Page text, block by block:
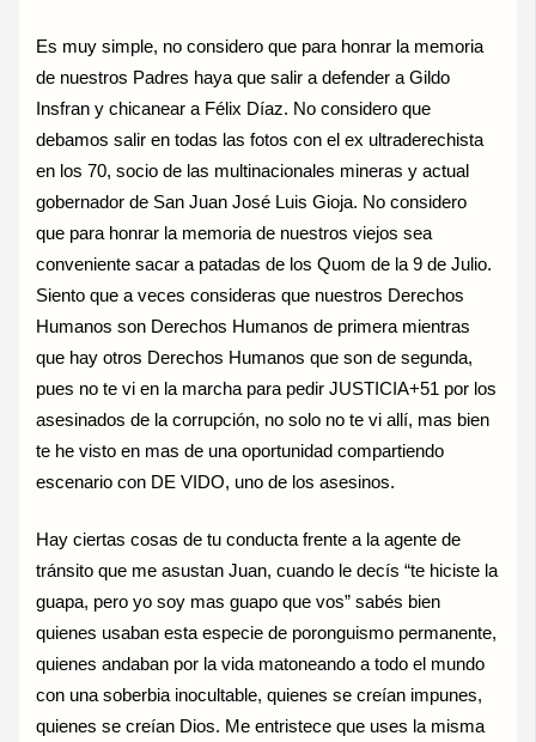
Es muy simple, no considero que para honrar la memoria
de nuestros Padres haya que salir a defender a Gildo
Insfran y chicanear a Félix Díaz. No considero que
debamos salir en todas las fotos con el ex ultraderechista
en los 70, socio de las multinacionales mineras y actual
gobernador de San Juan José Luis Gioja. No considero
que para honrar la memoria de nuestros viejos sea
conveniente sacar a patadas de los Quom de la 9 de Julio.
Siento que a veces consideras que nuestros Derechos
Humanos son Derechos Humanos de primera mientras
que hay otros Derechos Humanos que son de segunda,
pues no te vi en la marcha para pedir JUSTICIA+51 por los
asesinados de la corrupción, no solo no te vi allí, mas bien
te he visto en mas de una oportunidad compartiendo
escenario con DE VIDO, uno de los asesinos.
Hay ciertas cosas de tu conducta frente a la agente de
tránsito que me asustan Juan, cuando le decís “te hiciste la
guapa, pero yo soy mas guapo que vos” sabés bien
quienes usaban esta especie de poronguismo permanente,
quienes andaban por la vida matoneando a todo el mundo
con una soberbia inocultable, quienes se creían impunes,
quienes se creían Dios. Me entristece que uses la misma